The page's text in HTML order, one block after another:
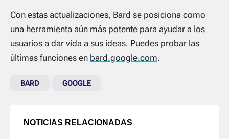
Con estas actualizaciones, Bard se posiciona como
una herramienta aún más potente para ayudar a los
usuarios a dar vida a sus ideas. Puedes probar las
últimas funciones en bard.google.com.
BARD GOOGLE
NOTICIAS RELACIONADAS